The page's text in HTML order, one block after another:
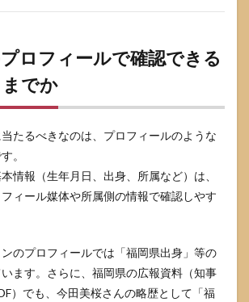
ロフィールで確認できる
でか
たるべきなのは、プロフィールのような
。
情報（生年月日、出身、所属など）は、
ィール媒体や所属側の情報で確認しやす
のプロフィールでは「福岡県出身」等の
ます。さらに、福岡県の広報資料（知事
）でも、今田美桜さんの略歴として「福